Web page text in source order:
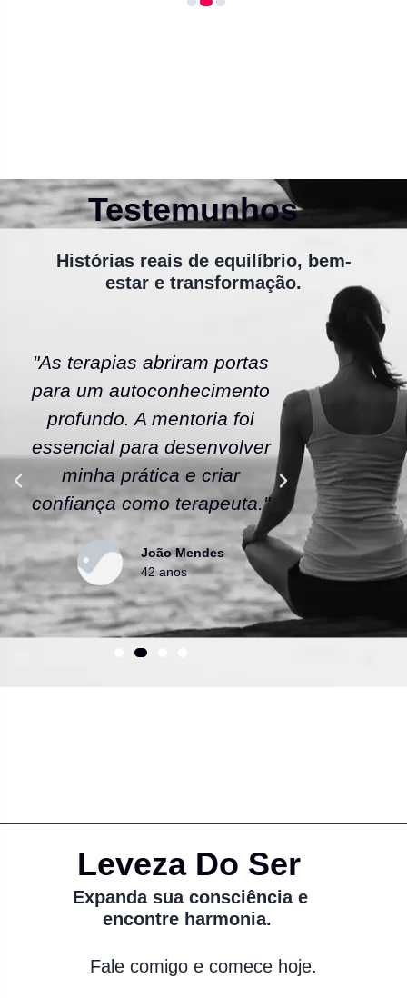
Testemunhos
Histórias reais de equilíbrio, bem-
estar e transformação.
"As terapias abriram portas
para um autoconhecimento
profundo. A mentoria foi
essencial para desenvolver
minha prática e criar
confiança como terapeuta."
João Mendes
42 anos
"A
escola
As
uma
Leveza Do Ser
Expanda sua consciência e
encontre harmonia.
Fale comigo e comece hoje.